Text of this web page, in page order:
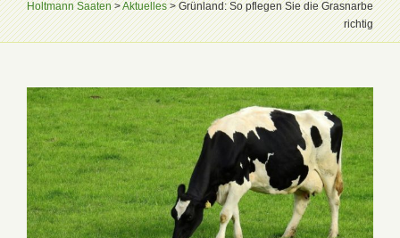
Holtmann Saaten>Aktuelles>Grünland: So pflegen Sie die Grasnarbe
richtig